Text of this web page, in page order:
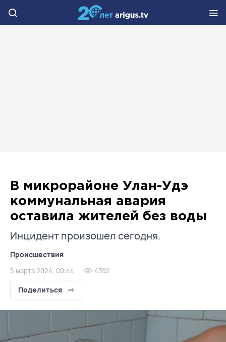
В микрорайоне Улан-Удэ
коммунальная авария
оставила жителей без воды
Инцидент произошел сегодня.
Происшествия
5 марта 2024, 09:44 4392
Поделиться